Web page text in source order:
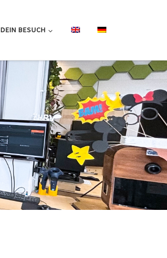
DEIN BESUCH